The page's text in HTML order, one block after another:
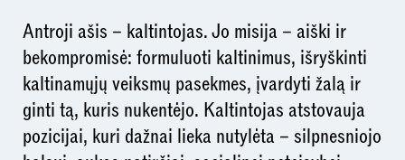
Antroji ašis – kaltintojas. Jo misija – aiški ir
bekompromisė: formuluoti kaltinimus, išryškinti
kaltinamųjų veiksmų pasekmes, įvardyti žalą ir
ginti tą, kuris nukentėjo. Kaltintojas atstovauja
pozicijai, kuri dažnai lieka nutylėta – silpnesniojo